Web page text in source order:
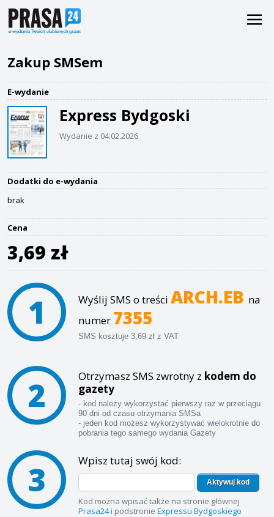
Zakup SMSem
E-wydanie
Express Bydgoski
Wydanie z 04.02.2026
Dodatki do e-wydania
brak
Cena
3,69 zł
1 Wyślij SMS o treści ARCH.EB na
numer 7355
SMS kosztuje 3,69 zł z VAT
2 Otrzymasz SMS zwrotny z kodem do
gazety
- kod należy wykorzystać pierwszy raz w przeciągu
90 dni od czasu otrzymania SMSa
- jeden kod możesz wykorzystywać wielokrotnie do
pobrania tego samego wydania Gazety
3 Wpisz tutaj swój kod:
Aktywuj kod
Kod można wpisać także na stronie głównej
Prasa24i podstronie Expressu Bydgoskiego